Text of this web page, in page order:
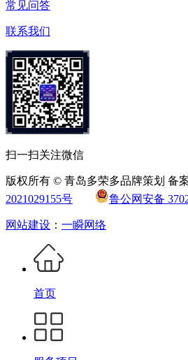
常见问答
联系我们
扫一扫关注微信
版权所有 © 青岛多荣多品牌策划 备案
2021029155号
鲁公网安备
网站建设 ： 一瞬网络
首页